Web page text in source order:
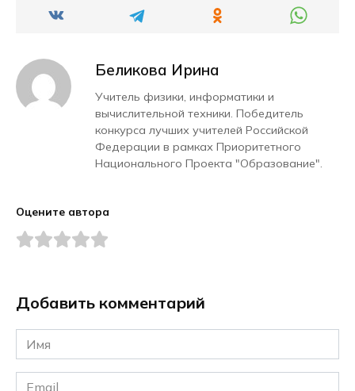
Беликова Ирина
Учитель физики, информатики и
вычислительной техники. Победитель
конкурса лучших учителей Российской
Федерации в рамках Приоритетного
Национального Проекта "Образование".
Оцените автора
Добавить комментарий
Имя
*
Email